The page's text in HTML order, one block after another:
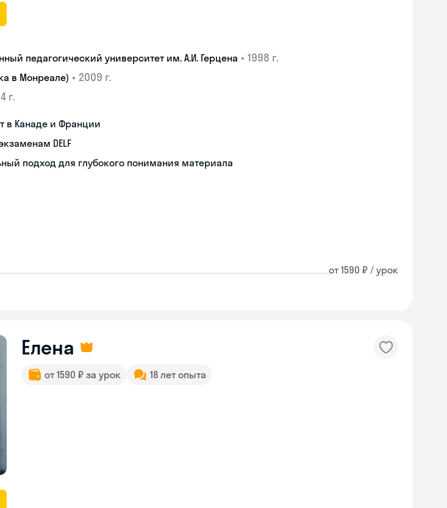
педагогический университет им. А.И. Герцена • 1998 г.
в Монреале) • 2009 г.
г.
в Канаде и Франции
DELF
подход для глубокого понимания материала
от 1590 ₽ / урок
Елена
от 1590 ₽ за урок 18 лет опыта